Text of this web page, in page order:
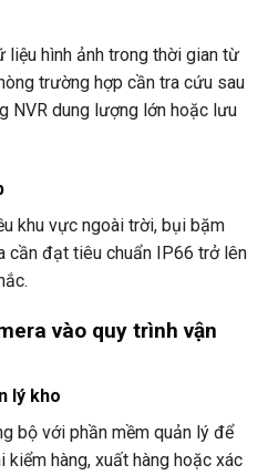
liệu hình ảnh trong thời gian từ
trường hợp cần tra cứu sau
NVR dung lượng lớn hoặc lưu
khu vực ngoài trời, bụi bặm
cần đạt tiêu chuẩn IP66 trở lên
vào quy trình vận
lý kho
bộ với phần mềm quản lý để
hàng, xuất hàng hoặc xác